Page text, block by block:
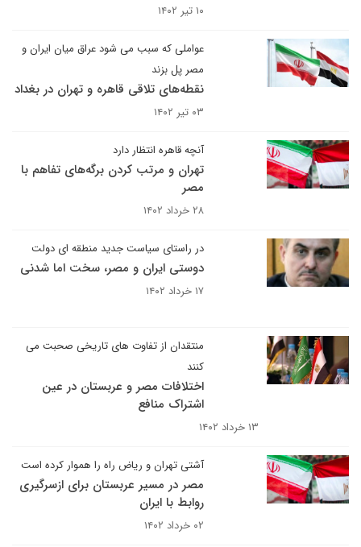
۱۰ تیر ۱۴۰۲
عواملی که سبب می شود عراق میان ایران و
مصر پل بزند
نقطه‌های تلاقی قاهره و تهران در بغداد
۰۳ تیر ۱۴۰۲
آنچه قاهره انتظار دارد
تهران و مرتب کردن برگه‌های تفاهم با
مصر
۲۸ خرداد ۱۴۰۲
در راستای سیاست جدید منطقه ای دولت
دوستی ایران و مصر، سخت اما شدنی
۱۷ خرداد ۱۴۰۲
منتقدان از تفاوت های تاریخی صحبت می
کنند
اختلافات مصر و عربستان در عین
اشتراک منافع
۱۳ خرداد ۱۴۰۲
آشتی تهران و ریاض راه را هموار کرده است
مصر در مسیر عربستان برای ازسرگیری
روابط با ایران
۰۲ خرداد ۱۴۰۲